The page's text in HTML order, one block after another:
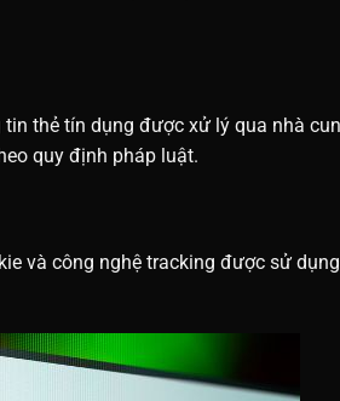
thẻ tín dụng được xử lý qua nhà
quy định pháp luật.
và công nghệ tracking được sử